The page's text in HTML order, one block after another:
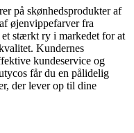
på skønhedsprodukter af
øjenvippefarver fra
stærkt ry i markedet for at
Kundernes
kundeservice og
får du en pålidelig
der lever op til dine